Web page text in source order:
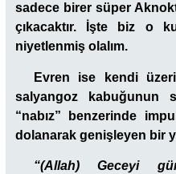
sadece birer süper
çıkacaktır. İşte biz o
niyetlenmiş olalım.
Evren ise kendi
salyangoz kabuğunun
“nabız” benzerinde
dolanarak genişleyen bir
“(Allah) Geceyi